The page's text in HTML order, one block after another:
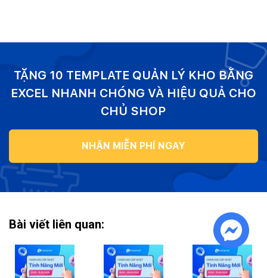
TẶNG 10 TEMPLATE QUẢN LÝ KHO BẰNG
EXCEL NHANH CHÓNG VÀ HIỆU QUẢ CHO
CHỦ SHOP
NHẬN MIỄN PHÍ NGAY
Bài viết liên quan: